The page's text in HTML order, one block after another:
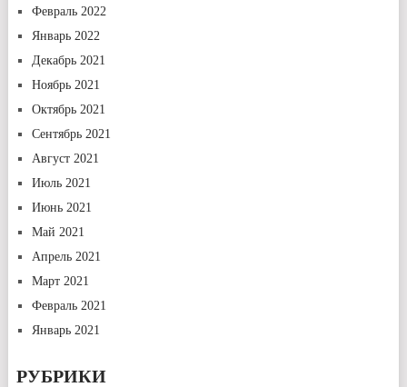
Февраль 2022
Январь 2022
Декабрь 2021
Ноябрь 2021
Октябрь 2021
Сентябрь 2021
Август 2021
Июль 2021
Июнь 2021
Май 2021
Апрель 2021
Март 2021
Февраль 2021
Январь 2021
РУБРИКИ